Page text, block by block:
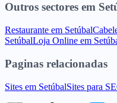
Outros sectores em
Restaurante em Setúbal
SetúbalLoja Online em
Paginas relacionadas
Sites em SetúbalSites para